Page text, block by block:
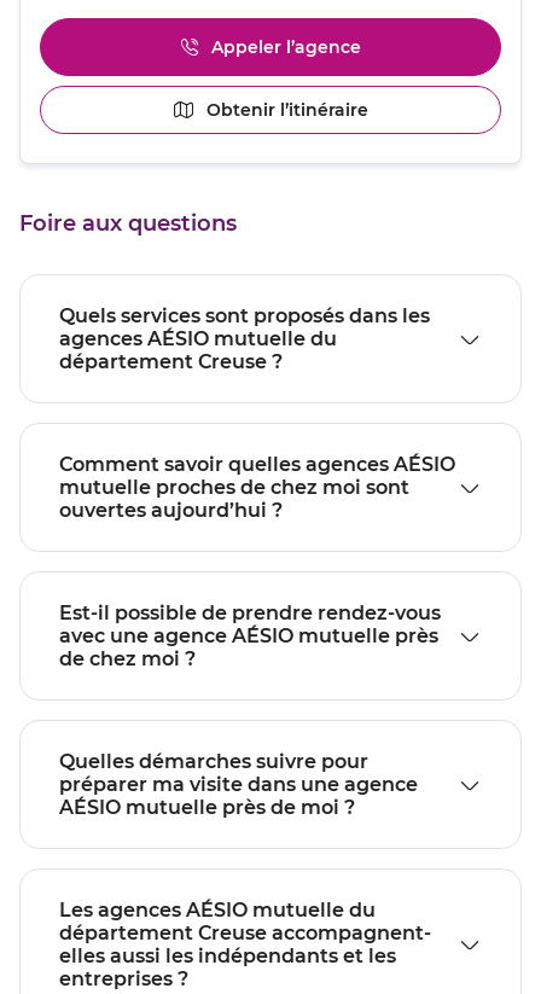
plus
amples
informations
[ECHAP
pour
Appeler l’agence
Afficher
le
numéro
de
du
Obtenir l’itinéraire
jusqu'au
de
Foire aux questions
Quels services sont proposés dans les
agences AÉSIO mutuelle du
département Creuse ?
Comment savoir quelles agences AÉSIO
mutuelle proches de chez moi sont
ouvertes aujourd’hui ?
Est-il possible de prendre rendez-vous
avec une agence AÉSIO mutuelle près
de chez moi ?
Quelles démarches suivre pour
préparer ma visite dans une agence
AÉSIO mutuelle près de moi ?
Les agences AÉSIO mutuelle du
département Creuse accompagnent-
elles aussi les indépendants et les
entreprises ?